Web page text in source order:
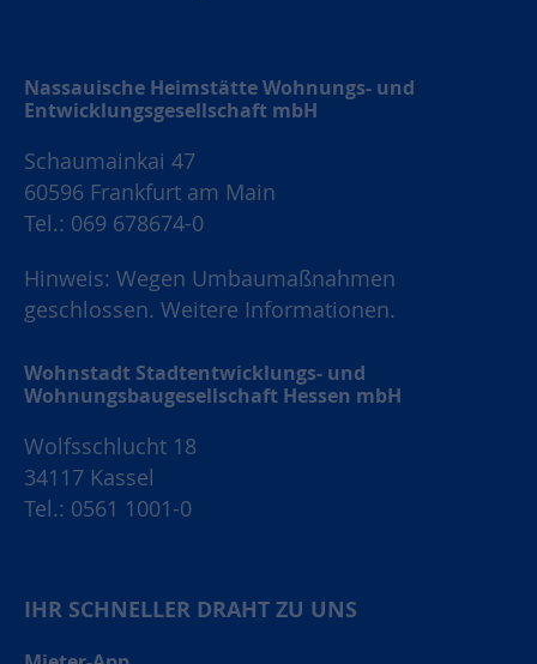
Nassauische Heimstätte Wohnungs- und
Entwicklungsgesellschaft mbH
Schaumainkai 47
60596 Frankfurt am Main
Tel.: 069 678674-0
Hinweis: Wegen Umbaumaßnahmen
geschlossen. Weitere Informationen.
Wohnstadt Stadtentwicklungs- und
Wohnungsbaugesellschaft Hessen mbH
Wolfsschlucht 18
34117 Kassel
Tel.: 0561 1001-0
IHR SCHNELLER DRAHT ZU UNS